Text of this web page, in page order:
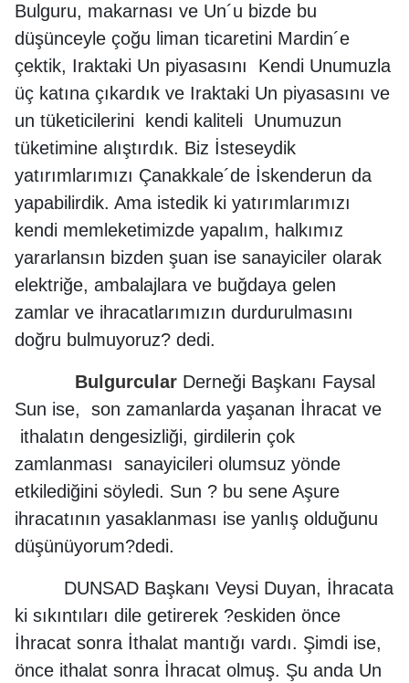
Bulguru, makarnası ve Un´u bizde bu
düşünceyle çoğu liman ticaretini Mardin´e
çektik, Iraktaki Un piyasasını Kendi Unumuzla
üç katına çıkardık ve Iraktaki Un piyasasını ve
un tüketicilerini kendi kaliteli Unumuzun
tüketimine alıştırdık. Biz İsteseydik
yatırımlarımızı Çanakkale´de İskenderun da
yapabilirdik. Ama istedik ki yatırımlarımızı
kendi memleketimizde yapalım, halkımız
yararlansın bizden şuan ise sanayiciler olarak
elektriğe, ambalajlara ve buğdaya gelen
zamlar ve ihracatlarımızın durdurulmasını
doğru bulmuyoruz? dedi.
Bulgurcular Derneği Başkanı Faysal
Sun ise, son zamanlarda yaşanan İhracat ve
ithalatın dengesizliği, girdilerin çok
zamlanması sanayicileri olumsuz yönde
etkilediğini söyledi. Sun ? bu sene Aşure
ihracatının yasaklanması ise yanlış olduğunu
düşünüyorum?dedi.
DUNSAD Başkanı Veysi Duyan, İhracata
ki sıkıntıları dile getirerek ?eskiden önce
İhracat sonra İthalat mantığı vardı. Şimdi ise,
önce ithalat sonra İhracat olmuş. Şu anda Un